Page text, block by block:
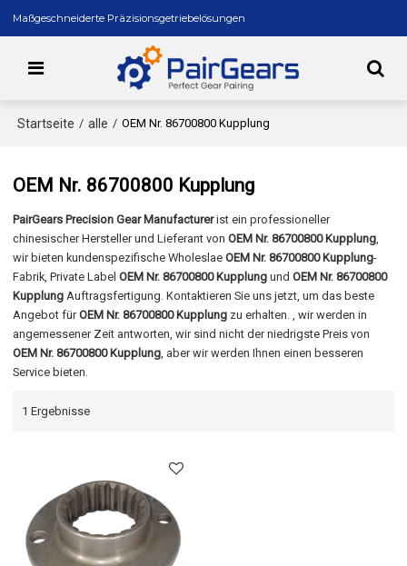
Maßgeschneiderte Präzisionsgetriebelösungen
Startseite / alle / OEM Nr. 86700800 Kupplung
OEM Nr. 86700800 Kupplung
PairGears Precision Gear Manufacturerist ein professioneller
chinesischer Hersteller und Lieferant vonOEM Nr. 86700800 Kupplung,
wir bieten kundenspezifische WholeslaeOEM Nr. 86700800 Kupplung-
Fabrik, Private LabelOEM Nr. 86700800 Kupplung undOEM Nr. 86700800
Kupplung Auftragsfertigung. Kontaktieren Sie uns jetzt, um das beste
Angebot fürOEM Nr. 86700800 Kupplung zu erhalten. , wir werden in
angemessener Zeit antworten, wir sind nicht der niedrigste Preis von
OEM Nr. 86700800 Kupplung, aber wir werden Ihnen einen besseren
Service bieten.
1 Ergebnisse